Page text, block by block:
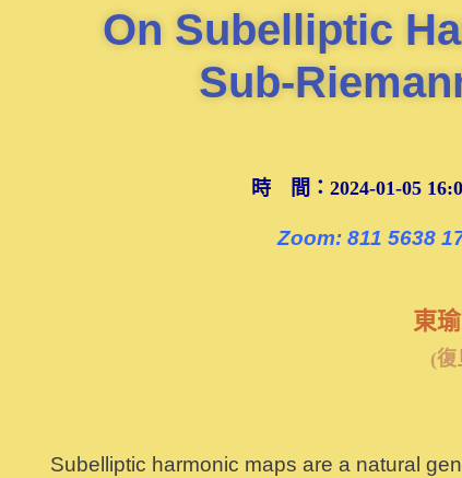
On Subelliptic
Sub-
時 間：2024-01-05
Zoom: 811 5638
東
(復
Subelliptic harmonic maps are a natural